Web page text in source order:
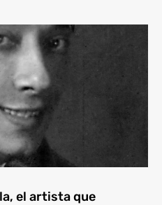
el artista que